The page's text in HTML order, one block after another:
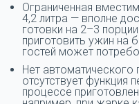
Ограниченная
4,2 литра — вполне
готовки на 2–3
приготовить ужин
гостей может
Нет
отсутствует функция
процессе